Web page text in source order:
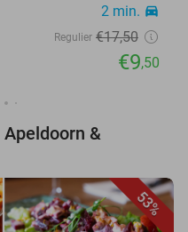
2 min. directions_car
Regulier €17,50
€9,50
&
53%